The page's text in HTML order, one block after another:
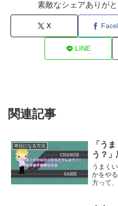
素敵なシェアありが
X
LINE
関連記事
幸せになる方法
「う
う？
うまく
かをや
方って